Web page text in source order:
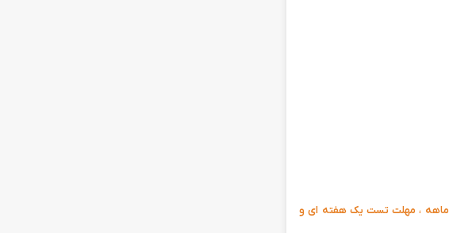
دارای گارانتی سخت افزاری 1 ماهه ، دارای گارانتی نرم افزاری 6 ماهه ، مهلت تست یک هفته ای و